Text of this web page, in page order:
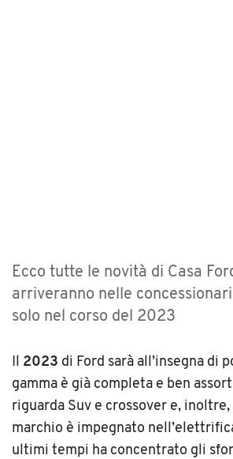
Ecco tutte le novità di Casa
arriveranno nelle
solo nel corso del 2023
Il 2023 di Ford sarà all’insegna di
gamma è già completa e ben
riguarda Suv e crossover e,
marchio è impegnato
ultimi tempi ha concentrato gli